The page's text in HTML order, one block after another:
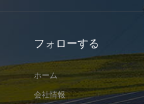
フォローする
ホーム
会社情報